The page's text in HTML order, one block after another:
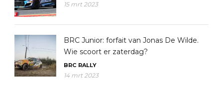
15 mrt 2023
BRC Junior: forfait van Jonas De Wilde.
Wie scoort er zaterdag?
BRC RALLY
14 mrt 2023